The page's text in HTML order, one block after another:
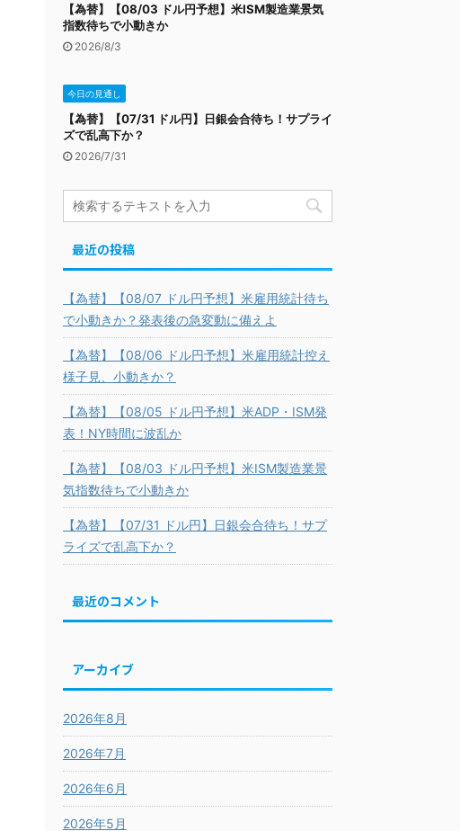
【為替】【08/03 ドル円予想】米ISM製造業景気
指数待ちで小動きか
2026/8/3
今日の見通し
【為替】【07/31 ドル円】日銀会合待ち！サプライ
ズで乱高下か？
2026/7/31
最近の投稿
【為替】【08/07 ドル円予想】米雇用統計待ち
で小動きか？発表後の急変動に備えよ
【為替】【08/06 ドル円予想】米雇用統計控え
様子見、小動きか？
【為替】【08/05 ドル円予想】米ADP・ISM発
表！NY時間に波乱か
【為替】【08/03 ドル円予想】米ISM製造業景
気指数待ちで小動きか
【為替】【07/31 ドル円】日銀会合待ち！サプ
ライズで乱高下か？
最近のコメント
アーカイブ
2026年8月
2026年7月
2026年6月
2026年5月